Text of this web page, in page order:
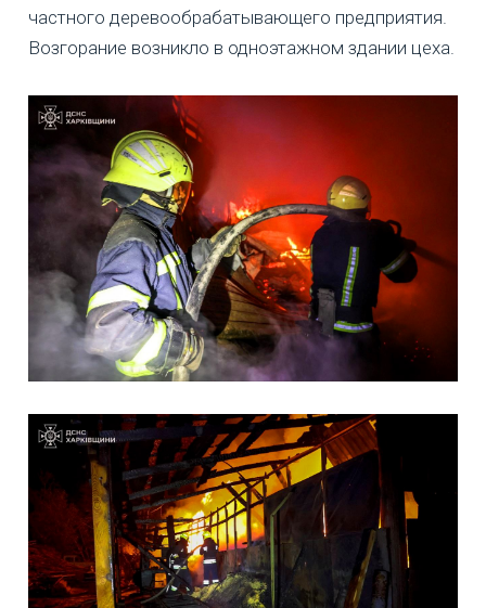
частного деревообрабатывающего предприятия.
Возгорание возникло в одноэтажном здании цеха.